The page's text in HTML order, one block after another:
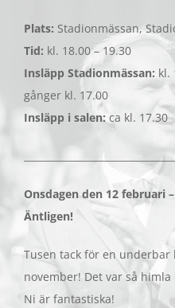
Plats: Stadionmässan,
Tid: kl. 18.00 – 19.30
Insläpp Stadionmässan: kl.
gånger kl. 17.00
Insläpp i salen: ca kl. 17.30
Onsdagen den 12 februari
Äntligen!
Tusen tack för en underbar
november! Det var så himla
Ni är fantastiska!